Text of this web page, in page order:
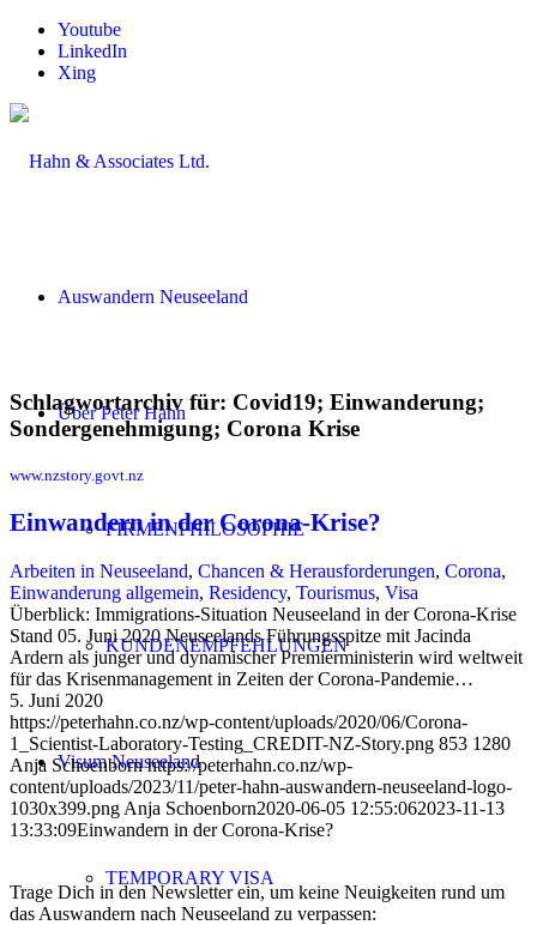
Youtube
LinkedIn
Xing
Auswandern Neuseeland
Über Peter Hahn
FIRMENPHILOSOPHIE
KUNDENEMPFEHLUNGEN
Visum Neuseeland
TEMPORARY VISA
Schlagwortarchiv für: Covid19; Einwanderung;
Sondergenehmigung; Corona Krise
www.nzstory.govt.nz
Einwandern in der Corona-Krise?
Arbeiten in Neuseeland, Chancen & Herausforderungen, Corona,
Einwanderung allgemein, Residency, Tourismus, Visa
Überblick: Immigrations-Situation Neuseeland in der Corona-Krise
Stand 05. Juni 2020 Neuseelands Führungsspitze mit Jacinda
Ardern als junger und dynamischer Premierministerin wird weltweit
für das Krisenmanagement in Zeiten der Corona-Pandemie…
5. Juni 2020
https://peterhahn.co.nz/wp-content/uploads/2020/06/Corona-
1_Scientist-Laboratory-Testing_CREDIT-NZ-Story.png 853 1280
Anja Schoenborn https://peterhahn.co.nz/wp-
content/uploads/2023/11/peter-hahn-auswandern-neuseeland-logo-
1030x399.png Anja Schoenborn2020-06-05 12:55:062023-11-13
13:33:09Einwandern in der Corona-Krise?
Trage Dich in den Newsletter ein, um keine Neuigkeiten rund um
das Auswandern nach Neuseeland zu verpassen: